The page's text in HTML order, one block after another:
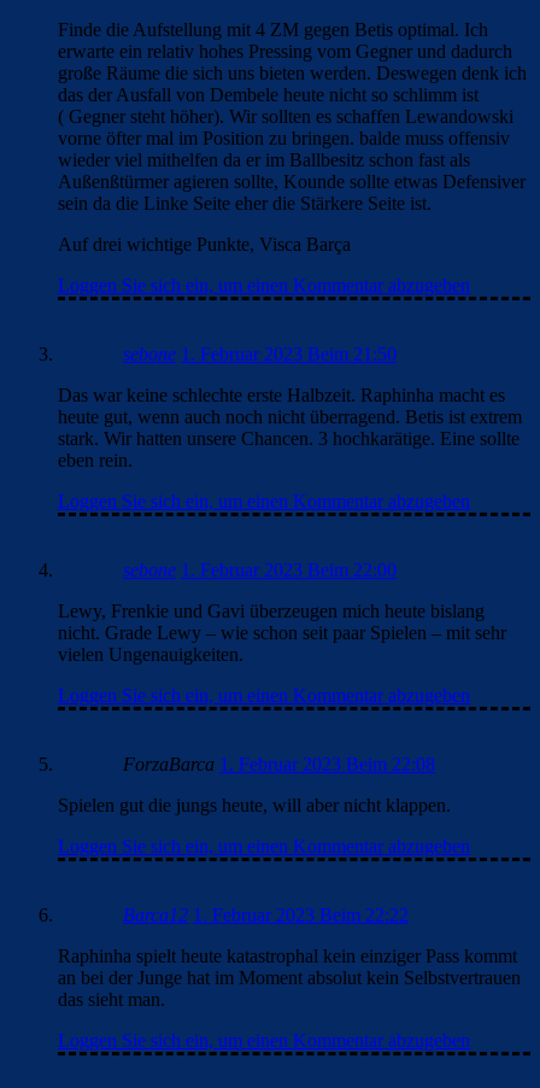
Finde die Aufstellung mit 4 ZM gegen Betis optimal. Ich
erwarte ein relativ hohes Pressing vom Gegner und dadurch
große Räume die sich uns bieten werden. Deswegen denk ich
das der Ausfall von Dembele heute nicht so schlimm ist
( Gegner steht höher). Wir sollten es schaffen Lewandowski
vorne öfter mal im Position zu bringen. balde muss offensiv
wieder viel mithelfen da er im Ballbesitz schon fast als
Außenßtürmer agieren sollte, Kounde sollte etwas Defensiver
sein da die Linke Seite eher die Stärkere Seite ist.
Auf drei wichtige Punkte, Visca Barça
Loggen Sie sich ein, um einen Kommentar abzugeben
sebone 1. Februar 2023 Beim 21:50
Das war keine schlechte erste Halbzeit. Raphinha macht es
heute gut, wenn auch noch nicht überragend. Betis ist extrem
stark. Wir hatten unsere Chancen. 3 hochkarätige. Eine sollte
eben rein.
Loggen Sie sich ein, um einen Kommentar abzugeben
sebone 1. Februar 2023 Beim 22:00
Lewy, Frenkie und Gavi überzeugen mich heute bislang
nicht. Grade Lewy – wie schon seit paar Spielen – mit sehr
vielen Ungenauigkeiten.
Loggen Sie sich ein, um einen Kommentar abzugeben
ForzaBarca 1. Februar 2023 Beim 22:08
Spielen gut die jungs heute, will aber nicht klappen.
Loggen Sie sich ein, um einen Kommentar abzugeben
Barca12 1. Februar 2023 Beim 22:22
Raphinha spielt heute katastrophal kein einziger Pass kommt
an bei der Junge hat im Moment absolut kein Selbstvertrauen
das sieht man.
Loggen Sie sich ein, um einen Kommentar abzugeben